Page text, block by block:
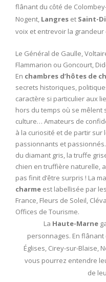
flânant du côté de
Nogent, Langres et Saint-
voix et entrevoir la
Le Général de Gaulle,
Flammarion ou Goncourt,
En chambres d’hôtes de
secrets historiques,
caractère si particulier aux
hors du temps où se
culture… Amateurs de
à la curiosité et de partir sur
passionnants et
du diamant gris, la truffe
chien en truffière naturelle,
pas finit d’être surpris ! La
charme est labellisée par
France, Fleurs de Soleil,
Offices de Tourisme.
La Haute-Marne
personnages. En
Églises, Cirey-sur-Blaise,
vous pourrez entendre
de